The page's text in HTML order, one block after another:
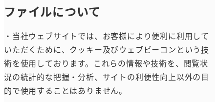
ファイルについて
・当社ウェブサイトでは、お客様により便利に利用して
いただくために、クッキー及びウェブビーコンという技
術を使用しております。これらの情報や技術を、閲覧状
況の統計的な把握・分析、サイトの利便性向上以外の目
的で使用することはありません。